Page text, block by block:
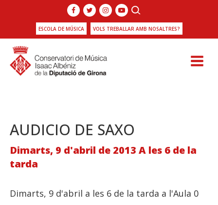
ESCOLA DE MÚSICA VOLS TREBALLAR AMB NOSALTRES?
AUDICIO DE SAXO
Dimarts, 9 d'abril de 2013 A les 6 de la
tarda
Dimarts, 9 d'abril a les 6 de la tarda a l'Aula 0